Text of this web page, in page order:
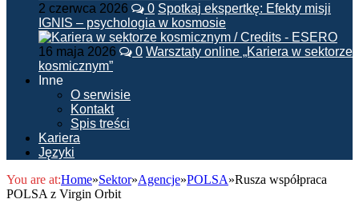
2 czerwca 2026 0 Spotkaj ekspertkę: Efekty misji
IGNIS – psychologia w kosmosie
16 maja 2026 0 Warsztaty online „Kariera w sektorze
kosmicznym”
Inne
O serwisie
Kontakt
Spis treści
Kariera
Języki
You are at:Home»Sektor»Agencje»POLSA»Rusza współpraca
POLSA z Virgin Orbit